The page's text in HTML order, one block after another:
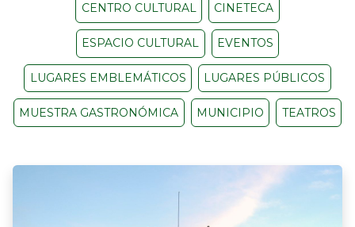
CENTRO CULTURAL CINETECA
ESPACIO CULTURAL EVENTOS
LUGARES EMBLEMÁTICOS LUGARES PÚBLICOS
MUESTRA GASTRONÓMICA MUNICIPIO TEATROS